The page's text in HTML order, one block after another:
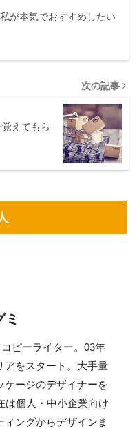
が本気でおすすめしたい
次の記事
えてもら
ピーライター。03年
アをスタート。大手量
ケージのデザイナーを
は個人・中小企業向け
ングからデザインま